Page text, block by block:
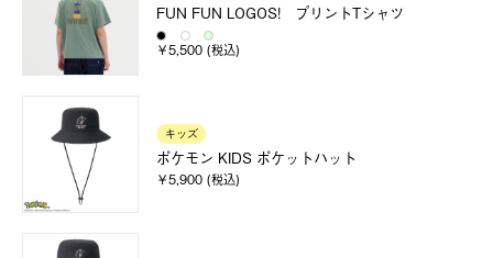
FUN FUN LOGOS! プリントTシャツ
￥5,500 (税込)
キッズ
ポケモン KIDS ポケットハット
￥5,900 (税込)